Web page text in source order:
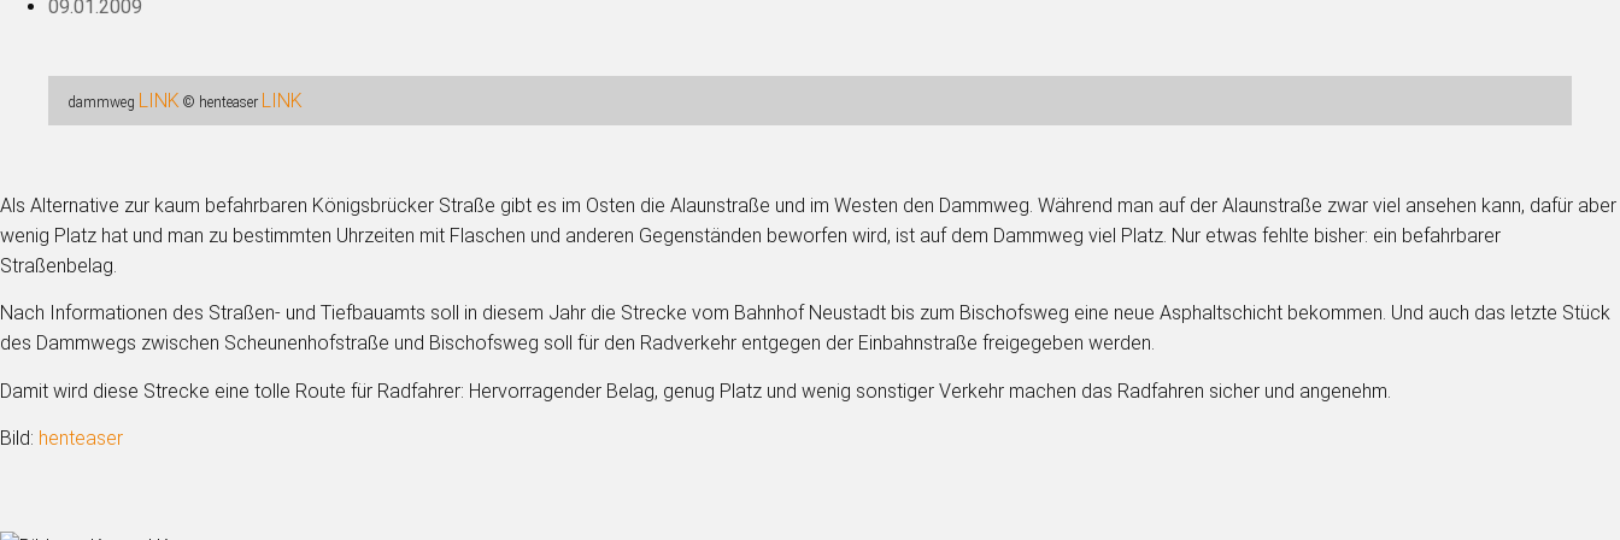
09.01.2009
dammweg LINK © henteaser LINK
Als Alternative zur kaum befahrbaren Königsbrücker Straße gibt es im Osten die Alaunstraße und im Westen den Dammweg. Während man auf der Alaunstraße zwar viel ansehen kann, dafür aber
wenig Platz hat und man zu bestimmten Uhrzeiten mit Flaschen und anderen Gegenständen beworfen wird, ist auf dem Dammweg viel Platz. Nur etwas fehlte bisher: ein befahrbarer
Straßenbelag.
Nach Informationen des Straßen- und Tiefbauamts soll in diesem Jahr die Strecke vom Bahnhof Neustadt bis zum Bischofsweg eine neue Asphaltschicht bekommen. Und auch das letzte Stück
des Dammwegs zwischen Scheunenhofstraße und Bischofsweg soll für den Radverkehr entgegen der Einbahnstraße freigegeben werden.
Damit wird diese Strecke eine tolle Route für Radfahrer: Hervorragender Belag, genug Platz und wenig sonstiger Verkehr machen das Radfahren sicher und angenehm.
Bild: henteaser